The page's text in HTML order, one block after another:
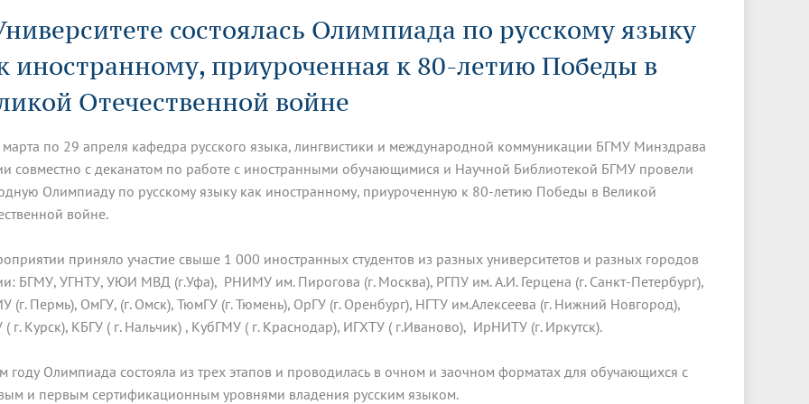
программа развития
Антитеррор
Сведения об образовательной
организации
граждан Фотогалерея
Карта сайта
картой Реорганизация вуза
аккредитационный
Научно-образовательный
медицинский кластер
«Нижневолжский»
Государственная итоговая аттестация
Внутренняя оценка качества
олимпиада по хирургии с
международным участием
Социальная работа в системе
Новые образовательные программы
обучение
Инновационные образовательные
проекты
Аккредитация специалиста
Наставничество в сфере
здравоохранения
исследования и
ЛЭК
Диссертационные советы
Докторантура
Аспирантура
Грантовые фонды
мегагранта Полезные интернет-ссылки
деятельности
НИИ кардиологии
БГМУ Евразийский НОЦ Научная ординатура
выпускников Работа музеев на кафедрах
Выпускники БГМУ – ветераны ВОВ
БГМУ - ВУЗ здорового образа жизни
Юбиляры
90 лет Университету 85 лет
отделение «Движение
Альманах "Исторический вестник" «МЕДМОЛ»
состоялась Олимпиада по русскому языку
иностранному, приуроченная к 80-летию Победы в
Отечественной войне
по 29 апреля кафедра русского языка, лингвистики и международной коммуникации БГМУ Минздрава
совместно с деканатом по работе с иностранными обучающимися и Научной Библиотекой БГМУ провели
Олимпиаду по русскому языку как иностранному, приуроченную к 80-летию Победы в Великой
войне.
приняло участие свыше 1 000 иностранных студентов из разных университетов и разных городов
БГМУ, УГНТУ, УЮИ МВД (г.Уфа), РНИМУ им. Пирогова (г. Москва), РГПУ им. А.И. Герцена (г. Санкт-Петербург),
(г. Пермь), ОмГУ, (г. Омск), ТюмГУ (г. Тюмень), ОрГУ (г. Оренбург), НГТУ им.Алексеева (г. Нижний Новгород),
г. Курск), КБГУ ( г. Нальчик) , КубГМУ ( г. Краснодар), ИГХТУ ( г.Иваново), ИрНИТУ (г. Иркутск).
году Олимпиада состояла из трех этапов и проводилась в очном и заочном форматах для обучающихся с
и первым сертификационным уровнями владения русским языком.